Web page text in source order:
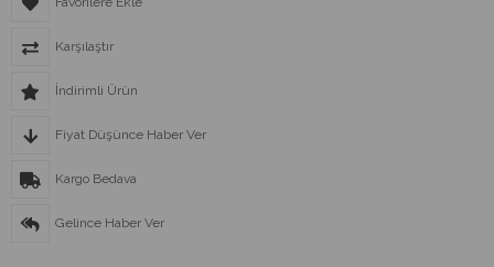
Karşılaştır
İndirimli Ürün
Fiyat Düşünce Haber Ver
Kargo Bedava
Gelince Haber Ver